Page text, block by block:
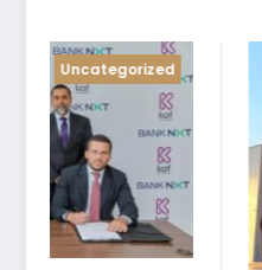
Blog Uncategorized